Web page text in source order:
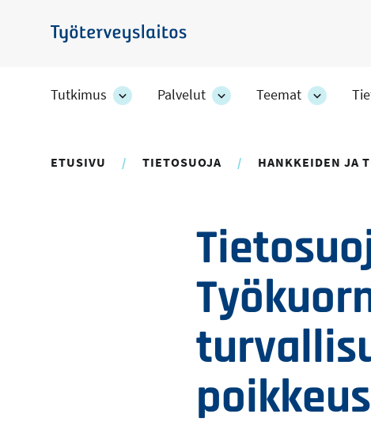
pääsisältöön
Työterveyslaitos
Tutkimus
TutkimusPalvelut
PalvelutTeemat
Teemat
ETUSIVU TIETOSUOJA HANKKEIDEN JA